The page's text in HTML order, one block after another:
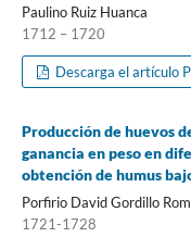
Paulino Ruiz Huanca
1712 – 1720
Descarga el artículo
Producción de huevos
ganancia en peso en
obtención de humus
Porfirio David Gordillo
1721-1728